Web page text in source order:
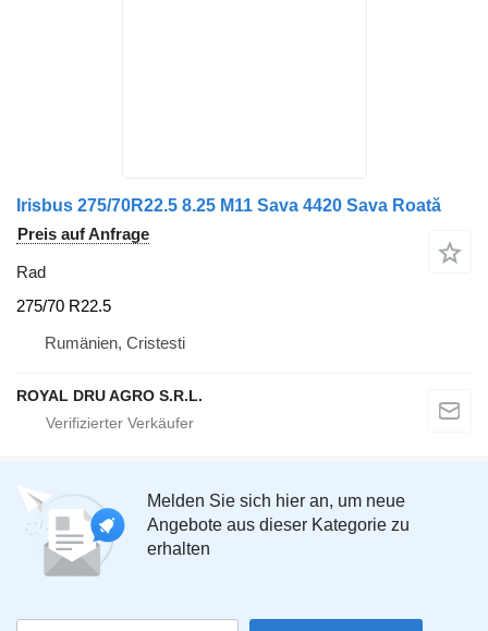
Irisbus 275/70R22.5 8.25 M11 Sava 4420 Sava Roată
Preis auf Anfrage
Rad
275/70 R22.5
Rumänien, Cristesti
ROYAL DRU AGRO S.R.L.
Melden Sie sich hier an, um neue
Angebote aus dieser Kategorie zu
erhalten